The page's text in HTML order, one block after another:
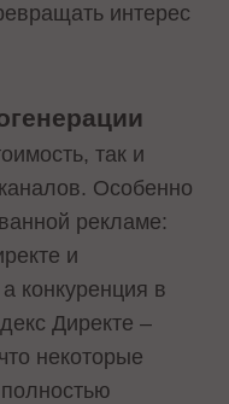
интерес
так и
Особенно
рекламе:
и
конкуренция в
Директе –
некоторые